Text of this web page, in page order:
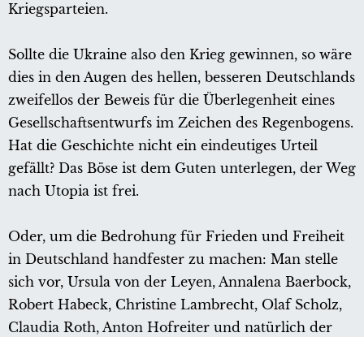
Kriegsparteien.
Sollte die Ukraine also den Krieg gewinnen, so wäre
dies in den Augen des hellen, besseren Deutschlands
zweifellos der Beweis für die Überlegenheit eines
Gesellschaftsentwurfs im Zeichen des Regenbogens.
Hat die Geschichte nicht ein eindeutiges Urteil
gefällt? Das Böse ist dem Guten unterlegen, der Weg
nach Utopia ist frei.
Oder, um die Bedrohung für Frieden und Freiheit
in Deutschland handfester zu machen: Man stelle
sich vor, Ursula von der Leyen, Annalena Baerbock,
Robert Habeck, Christine Lambrecht, Olaf Scholz,
Claudia Roth, Anton Hofreiter und natürlich der